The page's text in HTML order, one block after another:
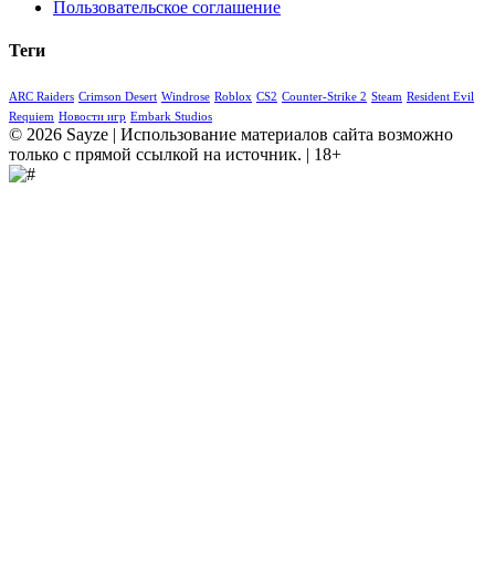
Пользовательское соглашение
Теги
ARC Raiders Crimson Desert Windrose Roblox CS2 Counter-Strike 2 Steam Resident Evil
Requiem Новости игр Embark Studios
© 2026 Sayze | Использование материалов сайта возможно
только с прямой ссылкой на источник. | 18+